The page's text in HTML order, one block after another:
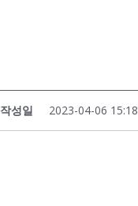
작성일 2023-04-06 15:18